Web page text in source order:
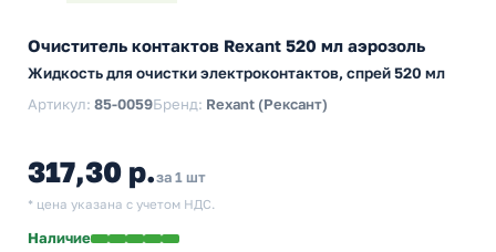
Очиститель контактов Rexant 520 мл аэрозоль
Жидкость для очистки электроконтактов, спрей 520 мл
Артикул: 85-0059Бренд: Rexant (Рексант)
317,30 р.за 1 шт
* цена указана с учетом НДС.
Наличие